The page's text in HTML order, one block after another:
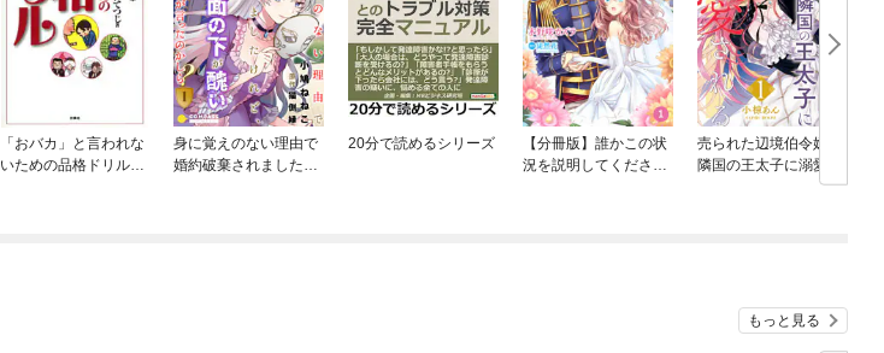
「おバカ」と言われな
いための品格ドリル
身に覚えのない理由で
婚約破棄されましたけ
20分で読めるシリーズ
【分冊版】誰かこの状
況を説明してくださ
売られた辺境伯令嬢は
隣国の王太子に溺愛さ
もっと見る